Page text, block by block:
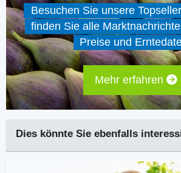
Besuchen Sie unsere
finden Sie alle
Preise und
Mehr erfahren
Dies könnte Sie ebenfalls